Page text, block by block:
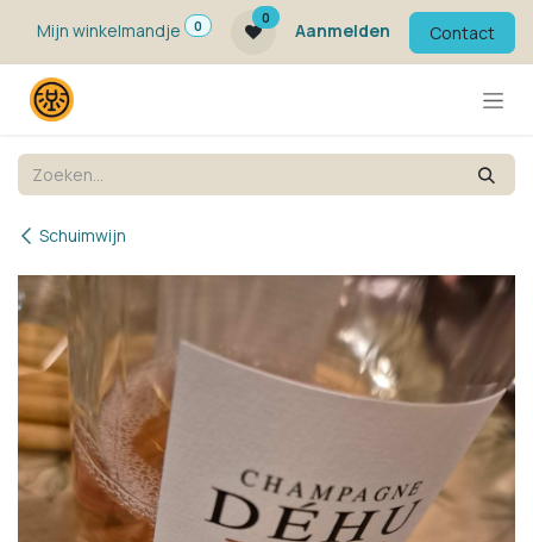
Mijn winkelmandje
0
0
Aanmelden Contact
Schuimwijn